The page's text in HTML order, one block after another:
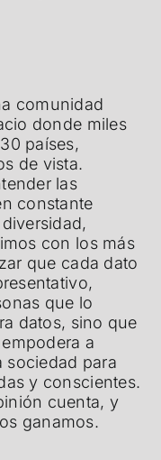
comunidad
donde miles
países,
de vista.
las
constante
con los más
que cada dato
que lo
datos, sino que
a
sociedad para
y conscientes.
cuenta, y
ganamos.